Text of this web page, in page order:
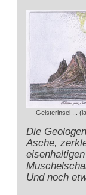
Geisterinsel ...
Die
Asche,
Und noch